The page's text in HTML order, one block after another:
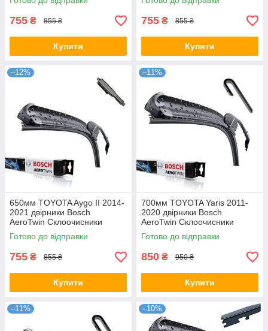
755 ₴ 855 ₴
Купити
755 ₴ 855 ₴
Купити
–12%
650мм TOYOTA Aygo II 2014-
2021 двірники Bosch
AeroTwin Склоочисники
Готово до відправки
755 ₴ 855 ₴
Купити
–11%
700мм TOYOTA Yaris 2011-
2020 двірники Bosch
AeroTwin Склоочисники
Готово до відправки
850 ₴ 950 ₴
Купити
–11% –10%